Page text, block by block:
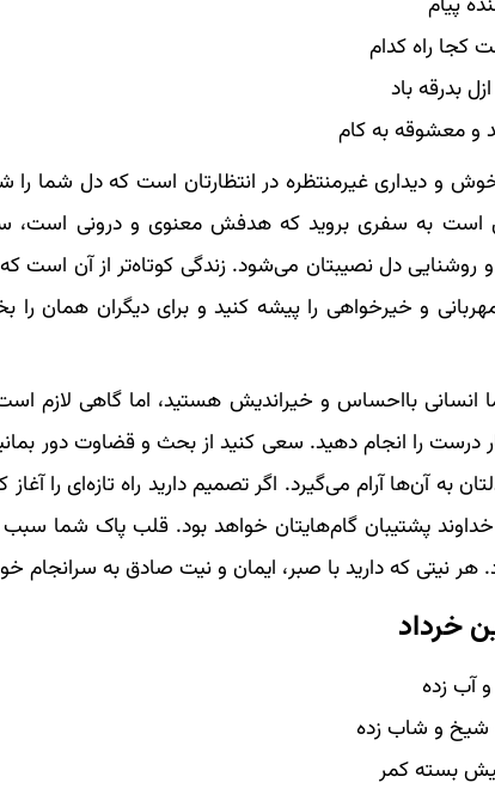
کجا راه کدام
بدرقه باد
و معشوقه به کام
و دیداری غیرمنتظره در انتظارتان است که دل شما را
است به سفری بروید که هدفش معنوی و درونی است،
دل نصیبتان می‌شود. زندگی کوتاه‌تر از آن است
و خیرخواهی را پیشه کنید و برای دیگران همان را
بااحساس و خیراندیش هستید، اما گاهی لازم
را انجام دهید. سعی کنید از بحث و قضاوت دور
به آن‌ها آرام می‌گیرد. اگر تصمیم دارید راه تازه‌ای را
پشتیبان گام‌هایتان خواهد بود. قلب پاک شما
هر نیتی که دارید با صبر، ایمان و نیت صادق به سرانجام
خرداد
آب زده
شیخ و شاب زده
بسته کمر